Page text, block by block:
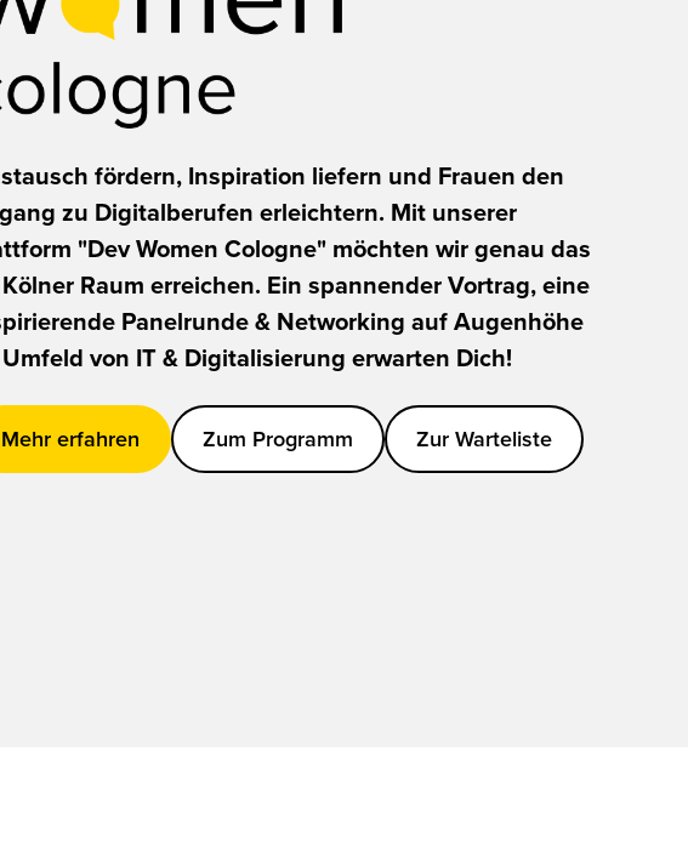
fördern, Inspiration liefern und Frauen den
zu Digitalberufen erleichtern. Mit unserer
"Dev Women Cologne" möchten wir genau das
Raum erreichen. Ein spannender Vortrag, eine
Panelrunde & Networking auf Augenhöhe
von IT & Digitalisierung erwarten Dich!
Mehr erfahren Zum Programm Zur Warteliste